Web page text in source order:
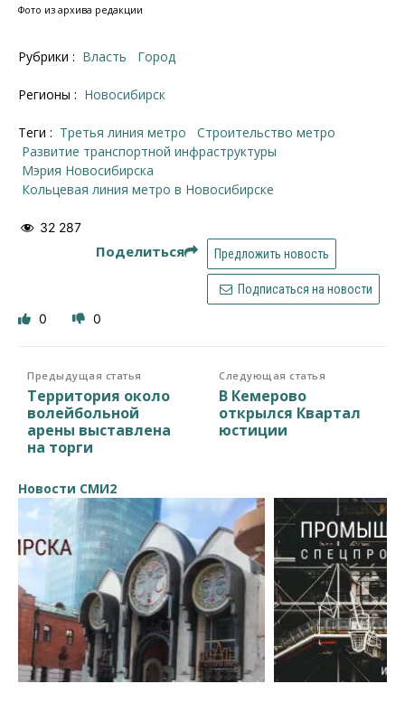
Фото из архива редакции
Рубрики : Власть Город
Регионы : Новосибирск
Теги : третья линия метро
строительство метро
развитие транспортной инфраструктуры
Мэрия Новосибирска
кольцевая линия метро в Новосибирске
32 287
Поделиться Предложить новость
Подписаться на новости
0 0
Предыдущая статья
Территория около
волейбольной
арены выставлена
на торги
Следующая статья
В Кемерово
открылся Квартал
юстиции
Новости СМИ2